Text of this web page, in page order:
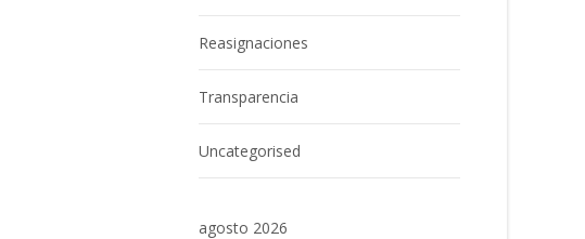
Reasignaciones
Transparencia
Uncategorised
agosto 2026